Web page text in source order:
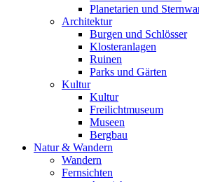
Planetarien und
Architektur
Burgen und Schlösser
Klosteranlagen
Ruinen
Parks und Gärten
Kultur
Kultur
Freilichtmuseum
Museen
Bergbau
Natur & Wandern
Wandern
Fernsichten